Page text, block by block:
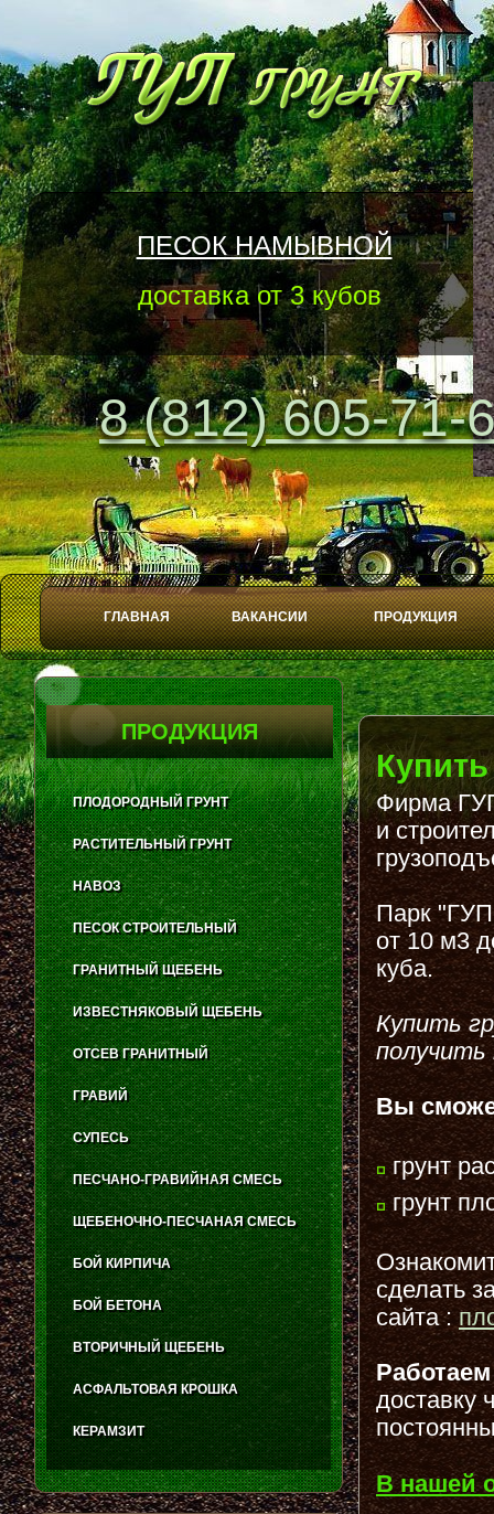
8 (812) 605-71-
ГЛАВНАЯ ВАКАНСИИ ПРОДУКЦИЯ
ПЕСОК НАМЫВНОЙ
доставка от 3 кубов
Play
Stop
Фирма
и
Парк "ГУП
от 10 м3
куба.
Купить
получить
Вы
грунт
грунт
сделать
сайта :
доставку
В нашей
ПРОДУКЦИЯ
ПЛОДОРОДНЫЙ ГРУНТ
РАСТИТЕЛЬНЫЙ ГРУНТ
НАВОЗ
ПЕСОК СТРОИТЕЛЬНЫЙ
ГРАНИТНЫЙ ЩЕБЕНЬ
ИЗВЕСТНЯКОВЫЙ ЩЕБЕНЬ
ОТСЕВ ГРАНИТНЫЙ
ГРАВИЙ
СУПЕСЬ
ПЕСЧАНО-ГРАВИЙНАЯ СМЕСЬ
ЩЕБЕНОЧНО-ПЕСЧАНАЯ СМЕСЬ
БОЙ КИРПИЧА
БОЙ БЕТОНА
ВТОРИЧНЫЙ ЩЕБЕНЬ
АСФАЛЬТОВАЯ КРОШКА
КЕРАМЗИТ